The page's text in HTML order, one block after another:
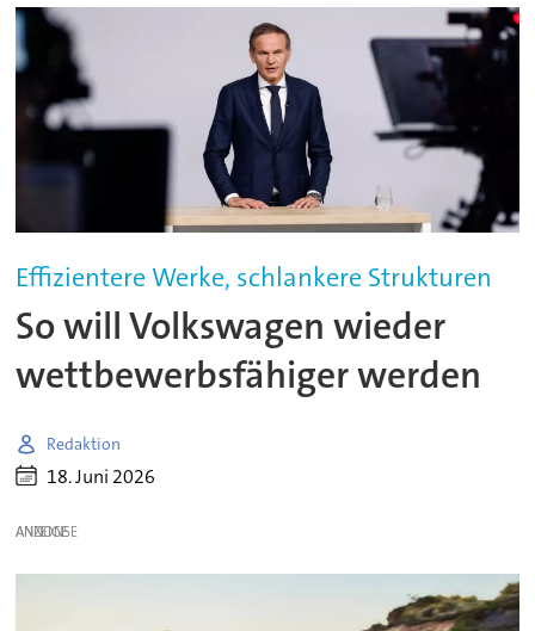
Effizientere Werke, schlankere Strukturen
So will Volkswagen wieder
wettbewerbsfähiger werden
Redaktion
18. Juni 2026
ANZEIGE